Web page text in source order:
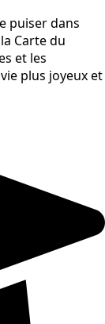
puiser dans
Carte du
et les
plus joyeux et